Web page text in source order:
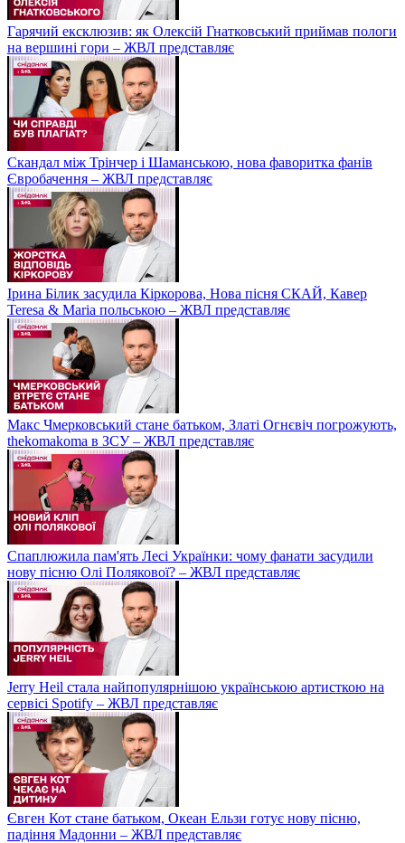
Гарячий ексклюзив: як Олексій Гнатковський приймав пологи
на вершині гори – ЖВЛ представляє
Скандал між Трінчер і Шаманською, нова фаворитка фанів
Євробачення – ЖВЛ представляє
Ірина Білик засудила Кіркорова, Нова пісня СКАЙ, Кавер
Teresa & Maria польською – ЖВЛ представляє
Макс Чмерковський стане батьком, Златі Огнєвіч погрожують,
thekomakoma в ЗСУ – ЖВЛ представляє
Спаплюжила пам'ять Лесі Українки: чому фанати засудили
нову пісню Олі Полякової? – ЖВЛ представляє
Jerry Heil стала найпопулярнішою українською артисткою на
сервісі Spotify – ЖВЛ представляє
Євген Кот стане батьком, Океан Ельзи готує нову пісню,
падіння Мадонни – ЖВЛ представляє